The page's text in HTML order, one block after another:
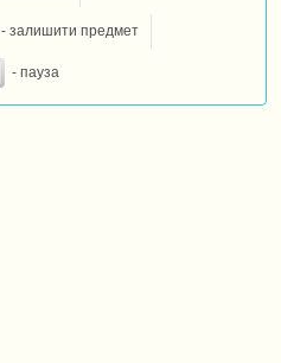
- залишити предмет
- пауза